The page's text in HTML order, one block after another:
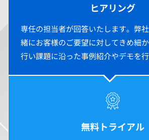
ヒアリング
専任の担当者が回答いたします。弊
緒にお客様のご要望に対してきめ細
行い課題に沿った事例紹介やデモを行
無料トライアル